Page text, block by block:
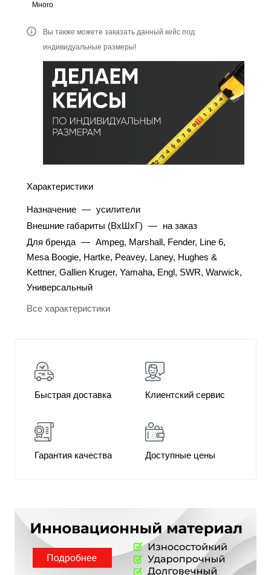
Много
Вы также можете заказать данный кейс под
индивидуальные размеры!
Характеристики
Назначение — усилители
Внешние габариты (ВхШхГ) — на заказ
Для бренда — Ampeg, Marshall, Fender, Line 6,
Mesa Boogie, Hartke, Peavey, Laney, Hughes &
Kettner, Gallien Kruger, Yamaha, Engl, SWR, Warwick,
Универсальный
Все характеристики
Быстрая доставка Клиентский сервис
Гарантия качества Доступные цены